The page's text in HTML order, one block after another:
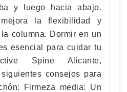
y luego hacia abajo.
mejora la flexibilidad y
columna. Dormir en un
esencial para cuidar tu
Spine Alicante,
consejos para
Firmeza media: Un